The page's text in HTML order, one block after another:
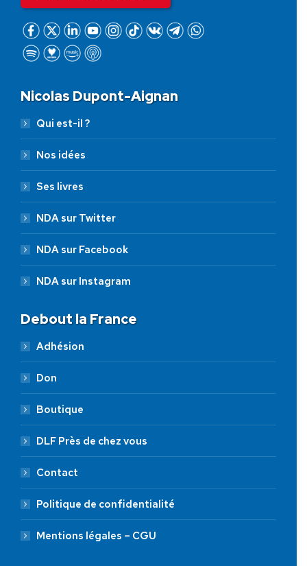
Nicolas Dupont-Aignan
Qui est-il ?
Nos idées
Ses livres
NDA sur Twitter
NDA sur Facebook
NDA sur Instagram
Debout la France
Adhésion
Don
Boutique
DLF Près de chez vous
Contact
Politique de confidentialité
Mentions légales – CGU